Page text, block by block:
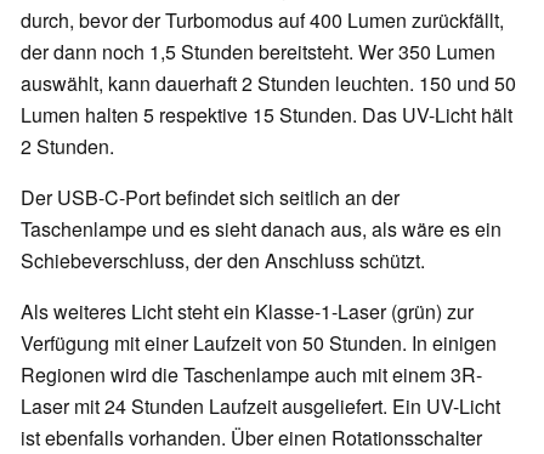
durch, bevor der Turbomodus auf 400 Lumen zurückfällt,
der dann noch 1,5 Stunden bereitsteht. Wer 350 Lumen
auswählt, kann dauerhaft 2 Stunden leuchten. 150 und 50
Lumen halten 5 respektive 15 Stunden. Das UV-Licht hält
2 Stunden.
Der USB-C-Port befindet sich seitlich an der
Taschenlampe und es sieht danach aus, als wäre es ein
Schiebeverschluss, der den Anschluss schützt.
Als weiteres Licht steht ein Klasse-1-Laser (grün) zur
Verfügung mit einer Laufzeit von 50 Stunden. In einigen
Regionen wird die Taschenlampe auch mit einem 3R-
Laser mit 24 Stunden Laufzeit ausgeliefert. Ein UV-Licht
ist ebenfalls vorhanden. Über einen Rotationsschalter